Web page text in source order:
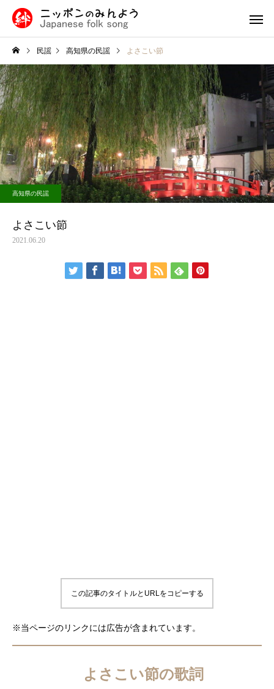
九州・沖縄の民謡 中国・四国
民謡入門
津軽三味線と他の三味線と
の違い
福島県
外山節の盛岡市：青森
隣に位置する歴史と文
民謡 高知県の民謡 よさこい節
高知県の民謡
よさこい節
2021.06.20
この記事のタイトルとURLをコピーする
※当ページのリンクには広告が含まれています。
よさこい節の歌詞